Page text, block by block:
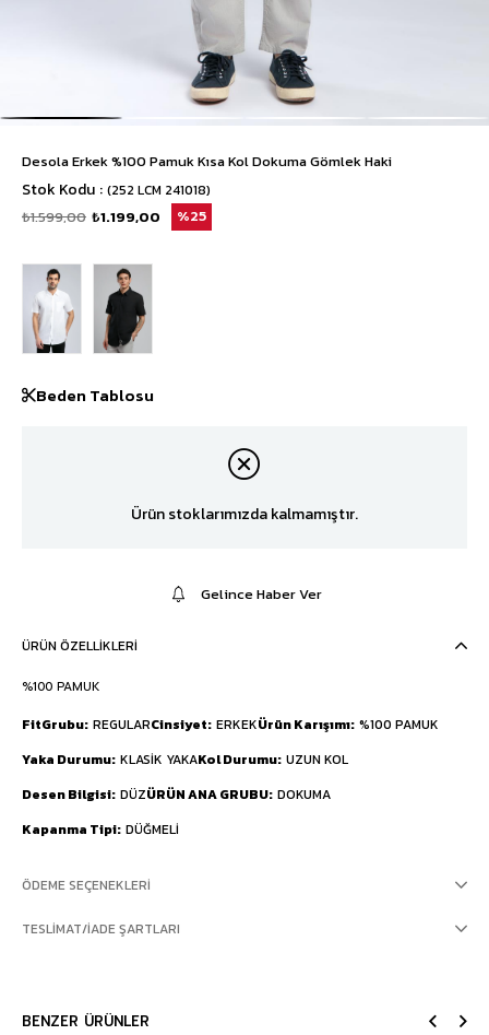
Desola Erkek %100 Pamuk Kısa Kol Dokuma Gömlek Haki
Stok Kodu (252 LCM 241018)
₺1.599,00 ₺1.199,00 25
Beden Tablosu
Ürün stoklarımızda kalmamıştır.
Gelince Haber Ver
ÜRÜN ÖZELLIKLERI
%100 PAMUK
FitGrubu REGULARCinsiyet ERKEKÜrün Karışımı %100 PAMUK
Yaka Durumu KLASİK YAKAKol Durumu UZUN KOL
Desen Bilgisi DÜZÜRÜN ANA GRUBU DOKUMA
Kapanma Tipi DÜĞMELİ
ÖDEME SEÇENEKLERI
TESLIMAT/İADE ŞARTLARI
BENZER ÜRÜNLER